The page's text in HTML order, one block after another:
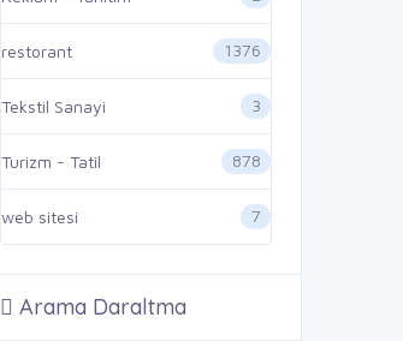
restorant 1376
Tekstil Sanayi 3
Turizm - Tatil 878
web sitesi 7
Arama Daraltma